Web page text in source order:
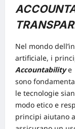
Nel mondo
artificiale, i
Accountabilitye
sono
le tecnologie
modo etico e
principi aiutano